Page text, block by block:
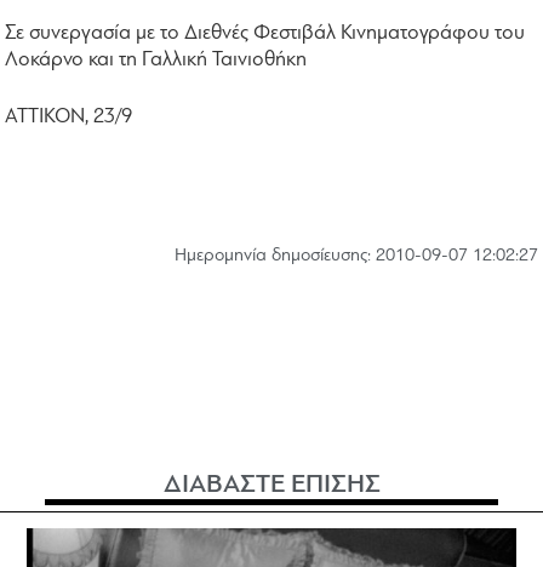
Σε συνεργασία με το Διεθνές Φεστιβάλ Κινηματογράφου του
Λοκάρνο και τη Γαλλική Ταινιοθήκη
ΑΤΤΙΚΟΝ, 23/9
Hμερομηνία δημοσίευσης: 2010-09-07 12:02:27
ΔΙΑΒΑΣΤΕ ΕΠΙΣΗΣ